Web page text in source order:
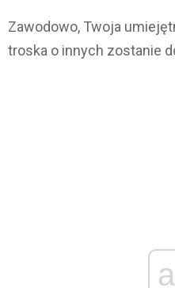
Zawodowo, Twoja
troska o innych zostanie